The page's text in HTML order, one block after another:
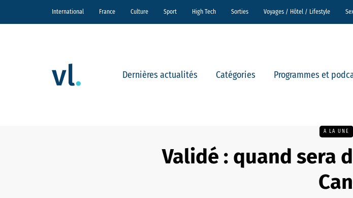
International France Culture Sport High Tech Sorties Voyages / Hôtel / Lifestyle
Dernières actualités Catégories Programmes et
A LA UNE
Validé : quand sera